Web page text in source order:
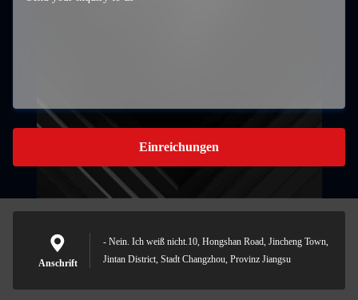
Einreichungen
Anschrift
- Nein. Ich weiß nicht.10, Hongshan Road, Jincheng Town,
Jintan District, Stadt Changzhou, Provinz Jiangsu